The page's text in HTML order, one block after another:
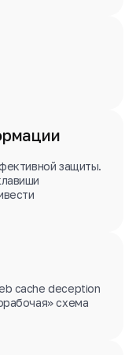
защиты.
cache deception
схема